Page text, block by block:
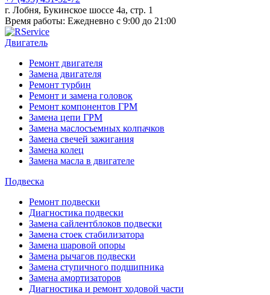
г. Лобня, Букинское шоссе 4а, стр. 1
Время работы: Ежедневно с 9:00 до 21:00
Двигатель
Ремонт двигателя
Замена двигателя
Ремонт турбин
Ремонт и замена головок
Ремонт компонентов ГРМ
Замена цепи ГРМ
Замена маслосъемных колпачков
Замена свечей зажигания
Замена колец
Замена масла в двигателе
Подвеска
Ремонт подвески
Диагностика подвески
Замена сайлентблоков подвески
Замена стоек стабилизатора
Замена шаровой опоры
Замена рычагов подвески
Замена ступичного подшипника
Замена амортизаторов
Диагностика и ремонт ходовой части